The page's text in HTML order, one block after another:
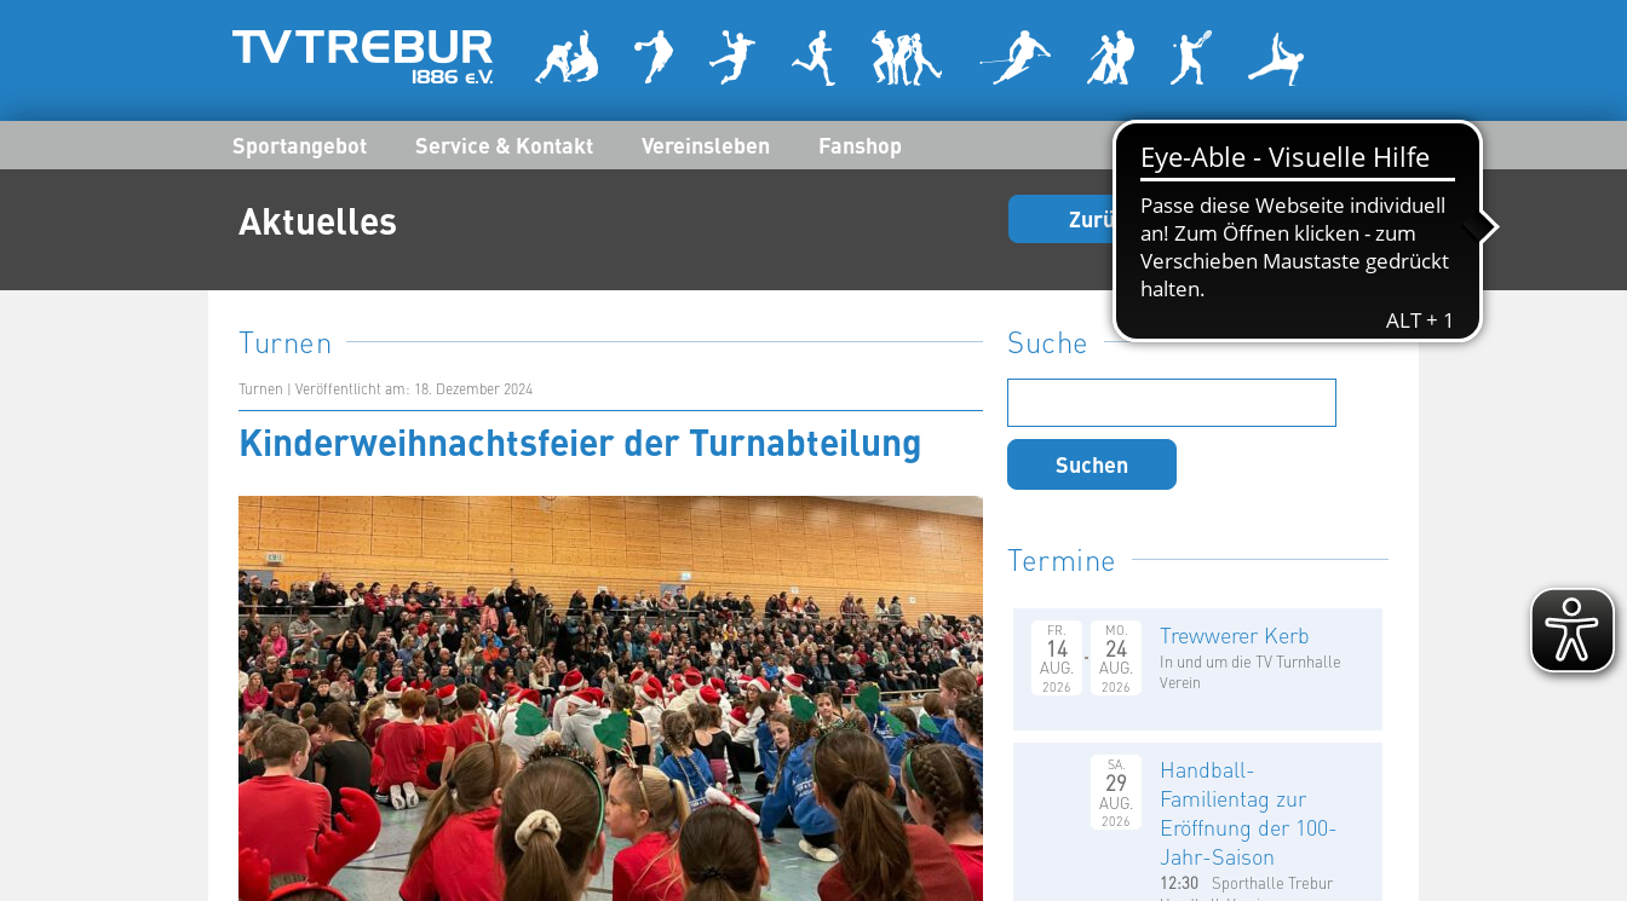
Sportangebot Service & Kontakt Vereinsleben Fanshop
Aktuelles Zurück zur Startseite
Turnen
Turnen | Veröffentlicht am: 18. Dezember 2024
Kinderweihnachtsfeier der Turnabteilung
Suche
nach:
Termine
FR.
14
AUG.
2026
MO.
24
AUG.
2026
Trewwerer Kerb
In und um die TV Turnhalle
Verein
SA.
29
AUG.
2026
Handball-
Familientag zur
Eröffnung der 100-
Jahr-Saison
12:30 Sporthalle Trebur